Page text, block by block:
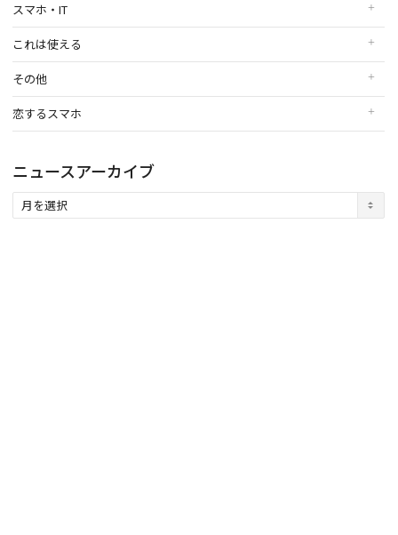
スマホ・IT
これは使える
その他
恋するスマホ
ニュースアーカイブ
ュ